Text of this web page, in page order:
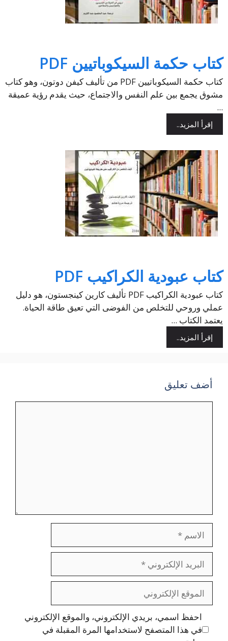
كتاب حكمة السيكوباتيين PDF
كتاب حكمة السيكوباتيين PDF من تأليف كيفن دوتون، وهو كتاب
مشوق يجمع بين علم النفس والاجتماع، حيث يقدم رؤية عميقة
...
إقرأ المزيد..
كتاب عبودية الكراكيب PDF
كتاب عبودية الكراكيب PDF تأليف كارين كينجستون، هو دليل
عملي وروحي للتخلص من الفوضى التي تعيق طاقة الحياة.
يعتمد الكتاب ...
إقرأ المزيد..
أضف تعليق
الاسم
البريد
الإلكتروني
الموقع
الإلكتروني
احفظ اسمي، بريدي الإلكتروني، والموقع الإلكتروني
في هذا المتصفح لاستخدامها المرة المقبلة في